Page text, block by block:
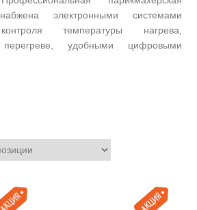
электронными системами
контроля температуры нагрева,
удобными цифровыми